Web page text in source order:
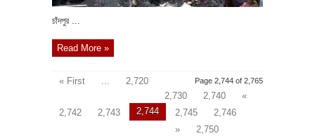
চাঁদপুর ...
Read More »
Page 2,744 of 2,765
« First
2,720
2,730
2,740
«
2,742
2,743 2,744 2,745
2,746
»
2,750